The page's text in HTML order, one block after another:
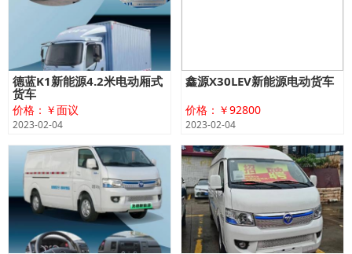
德蓝K1新能源4.2米电动厢式
货车
价格：￥面议
2023-02-04
鑫源X30LEV新能源电动货车
价格：￥92800
2023-02-04